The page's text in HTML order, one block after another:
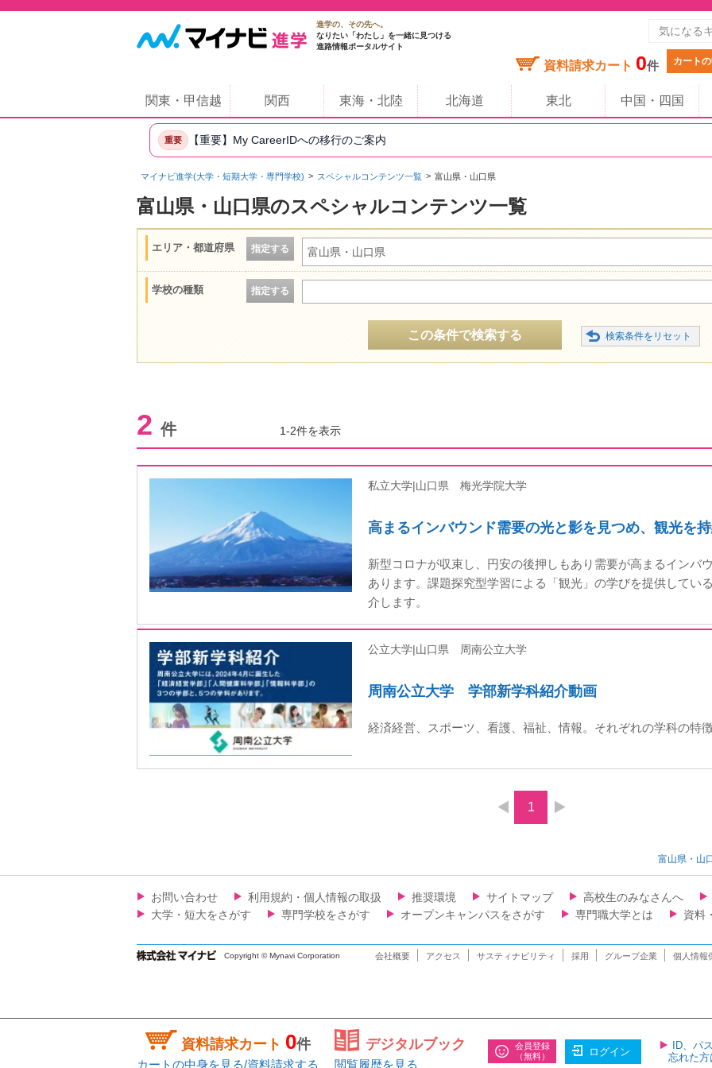
進学の、その先へ。
なりたい「わたし」を一緒に見つける
進路情報ポータルサイト
資料請求カート 0件 カート
関東・甲信越 関西 東海・北陸 北海道 東北 中国・四国
重要 【重要】My CareerIDへの移行のご案内
マイナビ進学(大学・短期大学・専門学校) スペシャルコンテンツ一覧 富山県・山口県
富山県・山口県のスペシャルコンテンツ一覧
エリア・都道府県 指定する 富山県・山口県
学校の種類 指定する
この条件で検索する
2 件 1-2件を表示
私立大学|山口県 梅光学院大学
高まるインバウンド需要の光と影を見つめ、観光を
新型コロナが収束し、円安の後押しもあり需要が高まるインバ
あります。課題探究型学習による「観光」の学びを提供してい
介します。
公立大学|山口県 周南公立大学
周南公立大学 学部新学科紹介動画
経済経営、スポーツ、看護、福祉、情報。それぞれの学科の特
1
富山県・山
お問い合わせ 利用規約・個人情報の取扱 推奨環境 サイトマップ
高校生のみなさんへ
大学・短大をさがす
専門学校をさがす オープンキャンパスをさがす 専門職大学とは 資料
Copyright © Mynavi Corporation 会社概要 アクセス サスティナビリティ 採用 グループ企業 個人情報
資料請求カート 0件
カートの中身を見る/資料請求する
デジタルブック
閲覧履歴を見る
会員登録
（無料）
ログイン
ID、パ
忘れた